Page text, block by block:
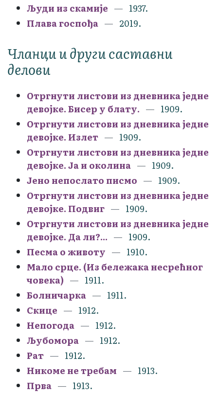
Људи из скамије
1937.
Плава госпођа
2019.
Чланци и други саставни
делови
Отргнути листови из дневника једне
девојке. Бисер у блату.
1909.
Отргнути листови из дневника једне
девојке. Излет
1909.
Отргнути листови из дневника једне
девојке. Ја и околина
1909.
Јено непослато писмо
1909.
Отргнути листови из дневника једне
девојке. Подвиг
1909.
Отргнути листови из дневника једне
девојке. Да ли?...
1909.
Песма о животу
1910.
Мало срце. (Из бележака несрећног
човека)
1911.
Болничарка
1911.
Скице
1912.
Непогода
1912.
Љубомора
1912.
Рат
1912.
Никоме не требам
1913.
Прва
1913.